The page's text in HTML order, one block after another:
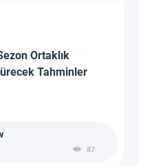
Ortaklık
Tahminler
87